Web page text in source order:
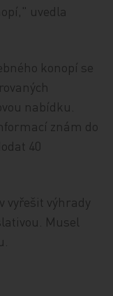
uvedla
konopí se
nabídku.
znám do
40
vyřešit výhrady
Musel